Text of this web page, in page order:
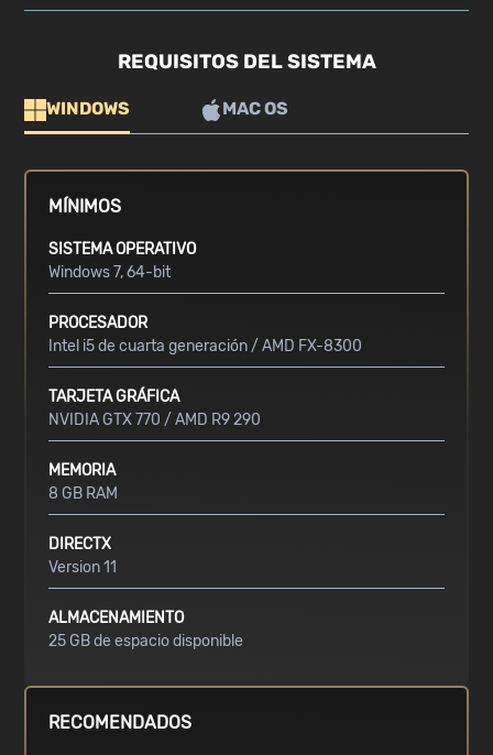
REQUISITOS DEL SISTEMA
WINDOWS MAC OS
MÍNIMOS
SISTEMA OPERATIVO
Windows 7, 64-bit
PROCESADOR
Intel i5 de cuarta generación / AMD FX-8300
TARJETA GRÁFICA
NVIDIA GTX 770 / AMD R9 290
MEMORIA
8 GB RAM
DIRECTX
Version 11
ALMACENAMIENTO
25 GB de espacio disponible
RECOMENDADOS